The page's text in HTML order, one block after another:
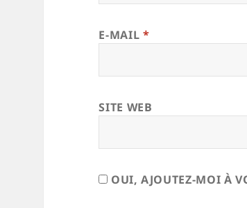
E-MAIL *
SITE WEB
OUI, AJOUTEZ-MOI À